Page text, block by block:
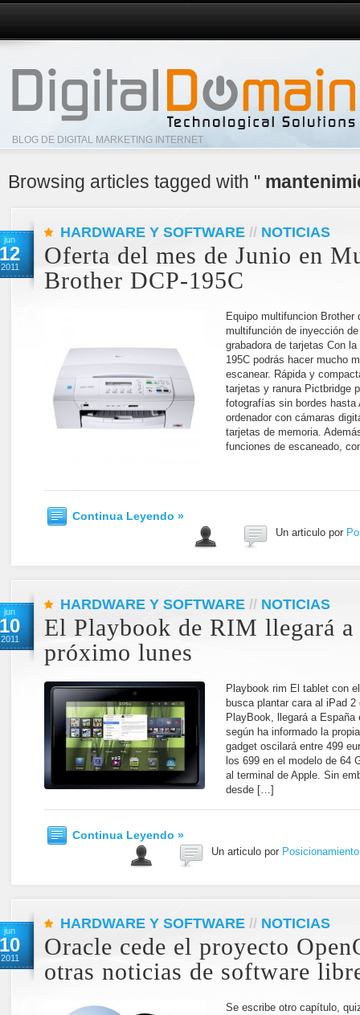
BLOG DE DIGITAL MARKETING INTERNET
Browsing articles tagged with "
jun
12
2011
HARDWARE Y SOFTWARE // NOTICIAS
Oferta del mes de Junio en
Brother DCP-195C
Equipo multifuncion Brother
multifunción de inyección
grabadora de tarjetas Con
195C podrás hacer mucho
escanear. Rápida y
tarjetas y ranura Pictbridge
fotografías sin bordes hasta
ordenador con cámaras
tarjetas de memoria.
funciones de escaneado,
Continua Leyendo »
Un articulo por
jun
10
2011
HARDWARE Y SOFTWARE // NOTICIAS
El Playbook de RIM llegará a
próximo lunes
Playbook rim El tablet con
busca plantar cara al iPad
PlayBook, llegará a
según ha informado la
gadget oscilará entre 499
los 699 en el modelo de 64
al terminal de Apple. Sin
desde […]
Continua Leyendo »
Un articulo por
jun
10
2011
HARDWARE Y SOFTWARE // NOTICIAS
Oracle cede el proyecto
otras noticias de software
Se escribe otro capítulo,